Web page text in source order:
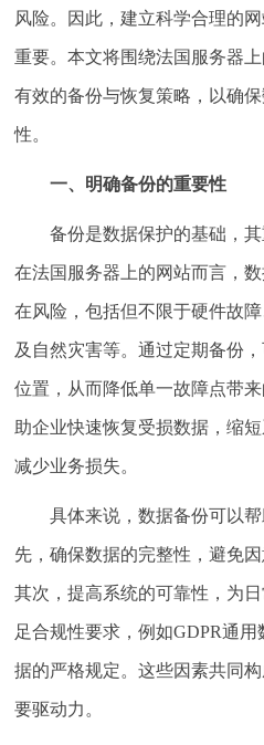
风险。因此，建立科学合理的
重要。本文将围绕法国服务器
有效的备份与恢复策略，以确
性。
一、明确备份的重要性
备份是数据保护的基础，
在法国服务器上的网站而言，
在风险，包括但不限于硬件故
及自然灾害等。通过定期备份
位置，从而降低单一故障点带
助企业快速恢复受损数据，缩
减少业务损失。
具体来说，数据备份可以
先，确保数据的完整性，避免
其次，提高系统的可靠性，为
足合规性要求，例如GDPR通
据的严格规定。这些因素共同
要驱动力。